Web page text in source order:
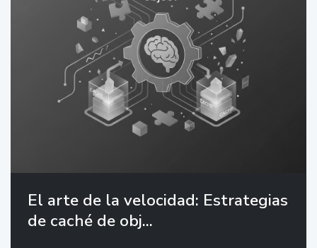
El arte de la velocidad: Estrategias
de caché de obj...